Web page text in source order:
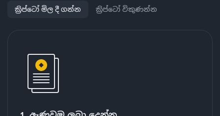
ක්‍රිප්ටෝ මිල දී ගන්න ක්‍රිප්ටෝ විකුණන්න